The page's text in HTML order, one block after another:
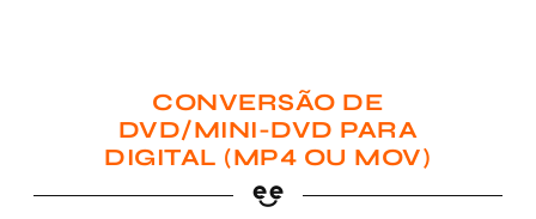
CONVERSÃO DE
DVD/MINI-DVD PARA
DIGITAL (MP4 OU MOV)